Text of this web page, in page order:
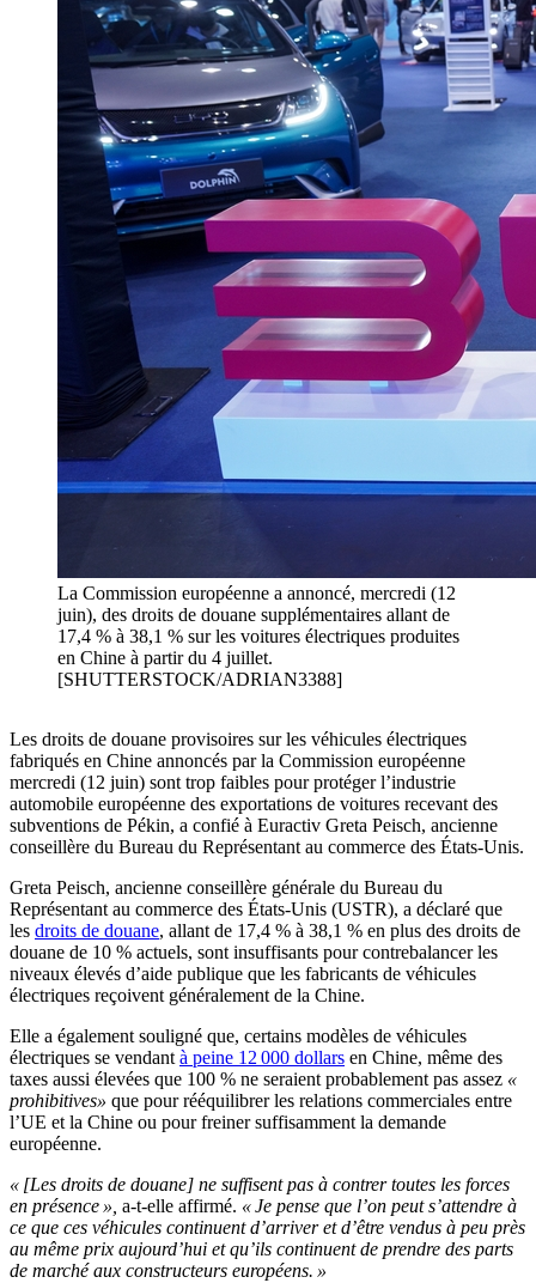
La Commission européenne a annoncé, mercredi (12
juin), des droits de douane supplémentaires allant de
17,4 % à 38,1 % sur les voitures électriques produites
en Chine à partir du 4 juillet.
[SHUTTERSTOCK/ADRIAN3388]
Les droits de douane provisoires sur les véhicules électriques
fabriqués en Chine annoncés par la Commission européenne
mercredi (12 juin) sont trop faibles pour protéger l’industrie
automobile européenne des exportations de voitures recevant des
subventions de Pékin, a confié à Euractiv Greta Peisch, ancienne
conseillère du Bureau du Représentant au commerce des États-Unis.
Greta Peisch, ancienne conseillère générale du Bureau du
Représentant au commerce des États-Unis (USTR), a déclaré que
les droits de douane, allant de 17,4 % à 38,1 % en plus des droits de
douane de 10 % actuels, sont insuffisants pour contrebalancer les
niveaux élevés d’aide publique que les fabricants de véhicules
électriques reçoivent généralement de la Chine.
Elle a également souligné que, certains modèles de véhicules
électriques se vendant à peine 12 000 dollars en Chine, même des
taxes aussi élevées que 100 % ne seraient probablement pas assez «
prohibitives» que pour rééquilibrer les relations commerciales entre
l’UE et la Chine ou pour freiner suffisamment la demande
européenne.
« [Les droits de douane] ne suffisent pas à contrer toutes les forces
en présence », a-t-elle affirmé. « Je pense que l’on peut s’attendre à
ce que ces véhicules continuent d’arriver et d’être vendus à peu près
au même prix aujourd’hui et qu’ils continuent de prendre des parts
de marché aux constructeurs européens. »